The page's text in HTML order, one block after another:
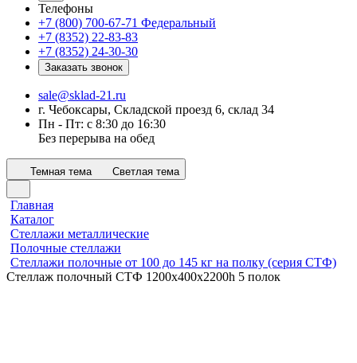
Телефоны
+7 (800) 700-67-71 Федеральный
+7 (8352) 22-83-83
+7 (8352) 24-30-30
Заказать звонок
sale@sklad-21.ru
г. Чебоксары, Складской проезд 6, склад 34
Пн - Пт: с 8:30 до 16:30
Без перерыва на обед
Темная тема Светлая тема
Главная
Каталог
Стеллажи металлические
Полочные стеллажи
Стеллажи полочные от 100 до 145 кг на полку (серия СТФ)
Стеллаж полочный СТФ 1200х400x2200h 5 полок